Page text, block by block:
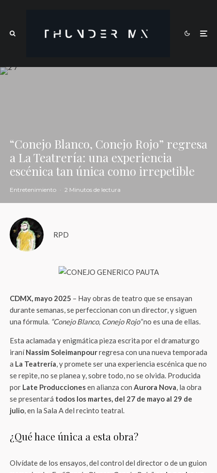
“Conejo Blanco, Conejo Rojo” regresa
a La Teatrería: una experiencia
escénica tan única como irrepetible
Entretenimiento · 2 Minutos de lectura
RPD
CDMX, mayo 2025 – Hay obras de teatro que se ensayan
durante semanas, se perfeccionan con un director, y siguen
una fórmula. “Conejo Blanco, Conejo Rojo”no es una de ellas.
Esta aclamada y enigmática pieza escrita por el dramaturgo
iraníNassim Soleimanpourregresa con una nueva temporada
a La Teatrería, y promete ser una experiencia escénica que no
se repite, no se planea y, sobre todo, no se olvida. Producida
por Late Produccionesen alianza con Aurora Nova, la obra
se presentará todos los martes, del 27 de mayo al 29 de
julio, en la Sala A del recinto teatral.
¿Qué hace única a esta obra?
Olvídate de los ensayos, del control del director o de un guion